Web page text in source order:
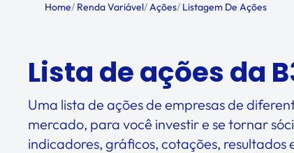
Home/ Renda Variável/Ações/ Listagem De Ações
Lista de ações da
Uma lista de ações de empresas de
mercado, para você investir e se tornar
indicadores, gráficos, cotações, resultados